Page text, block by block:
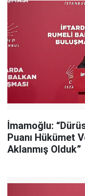
İmamoğlu:
Puanı Hükümet
Aklanmış Olduk”